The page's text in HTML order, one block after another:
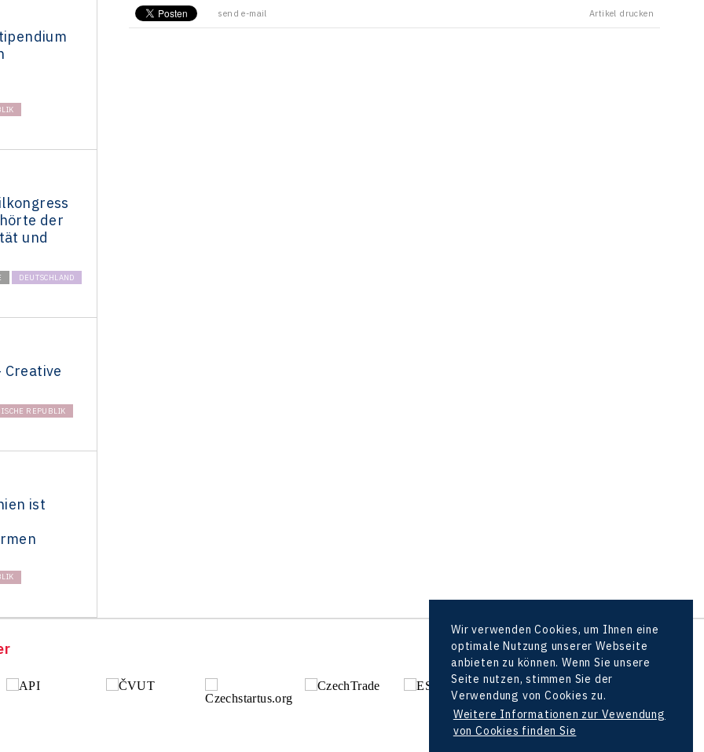
der
und
DEUTSCHLAND
REPUBLIK
ist
send e-mail Artikel drucken
alle Partner
Wir verwenden Cookies, um Ihnen eine
optimale Nutzung unserer Webseite
anbieten zu können. Wenn Sie unsere
Seite nutzen, stimmen Sie der
Verwendung von Cookies zu.
Weitere Informationen zur Vewendung
von Cookies finden Sie